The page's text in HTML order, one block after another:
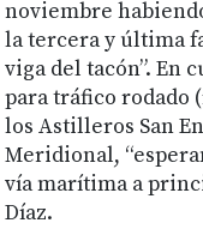
noviembre
la tercera y última
viga del tacón”. En
para tráfico rodado
los Astilleros San
Meridional,
vía marítima a
Díaz.